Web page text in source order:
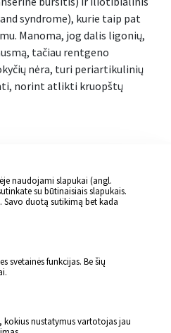
syndrome), kurie taip pat
Manoma, jog dalis ligonių,
tačiau rentgeno
nėra, turi periartikulinių
norint atlikti kruopštų
naudojami slapukai (angl.
su būtinaisiais slapukais.
Savo duotą sutikimą bet kada
svetainės funkcijas. Be šių
kokius nustatymus vartotojas jau